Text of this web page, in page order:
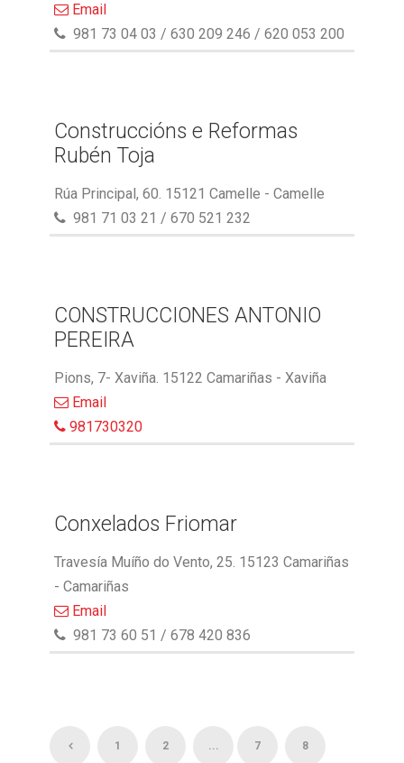
Email
981 73 04 03 / 630 209 246 / 620 053 200
Construccións e Reformas
Rubén Toja
Rúa Principal, 60. 15121 Camelle - Camelle
981 71 03 21 / 670 521 232
CONSTRUCCIONES ANTONIO
PEREIRA
Pions, 7- Xaviña. 15122 Camariñas - Xaviña
Email
981730320
Conxelados Friomar
Travesía Muíño do Vento, 25. 15123 Camariñas
- Camariñas
Email
981 73 60 51 / 678 420 836
1 2 ... 7 8